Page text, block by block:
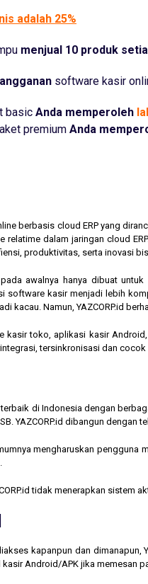
adalah 25%
menjual 10 produk
software kasir
basic Anda memperoleh
premium Anda
berbasis cloud ERP yang
dalam jaringan cloud
produktivitas, serta inovasi
awalnya hanya dibuat
software kasir menjadi lebih
kacau. Namun, YAZCORP.id
kasir toko, aplikasi kasir
tersinkronisasi dan
terbaik di Indonesia dengan
YAZCORP.id dibangun
mengharuskan
tidak menerapkan sistem
kapanpun dan
Android/APK jika memesan